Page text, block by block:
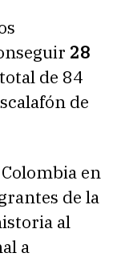
28
de 84
de
en
de la
al
a